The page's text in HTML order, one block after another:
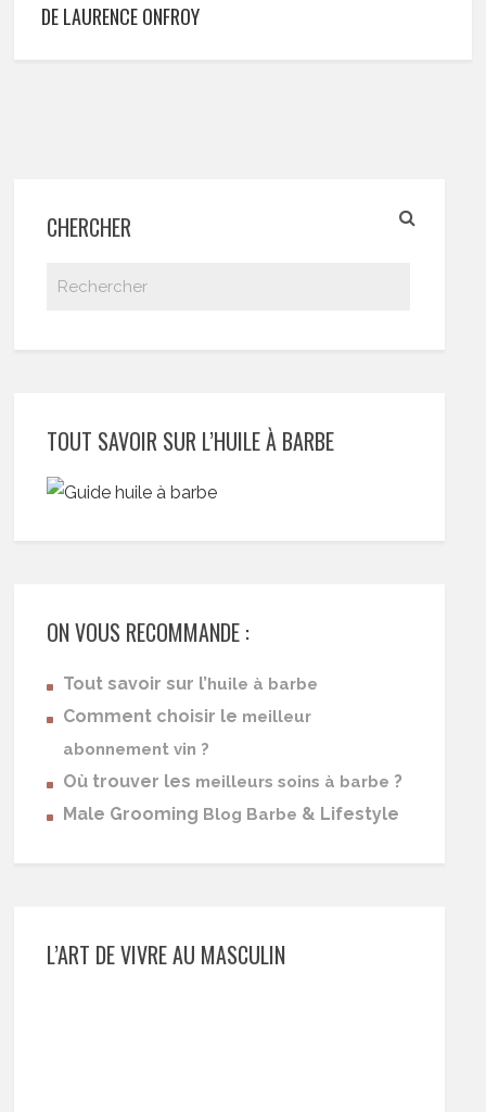
DE LAURENCE ONFROY
CHERCHER
TOUT SAVOIR SUR L’HUILE À BARBE
ON VOUS RECOMMANDE :
Tout savoir sur l’huile à barbe
Comment choisir le meilleur
abonnement vin ?
Où trouver les meilleurs soins à barbe ?
Male Grooming Blog Barbe & Lifestyle
L’ART DE VIVRE AU MASCULIN